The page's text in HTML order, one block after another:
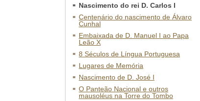
Nascimento do rei D. Carlos I
Centenário do nascimento de Álvaro
Cunhal
Embaixada de D. Manuel I ao Papa
Leão X
8 Séculos de Língua Portuguesa
Lugares de Memória
Nascimento de D. José I
O Panteão Nacional e outros
mausoléus na Torre do Tombo